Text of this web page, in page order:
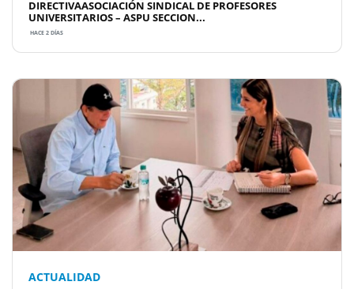
DIRECTIVAASOCIACIÓN SINDICAL DE PROFESORES
UNIVERSITARIOS – ASPU SECCION...
HACE 2 DÍAS
ACTUALIDAD